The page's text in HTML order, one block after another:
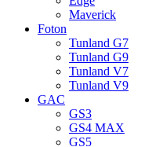
Maverick
Foton
Tunland G7
Tunland G9
Tunland V7
Tunland V9
GAC
GS3
GS4 MAX
GS5